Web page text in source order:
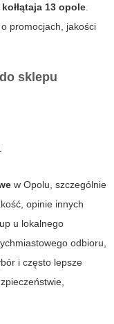
kołłątaja 13 opole
promocjach, jakości
sklepu
w Opolu, szczególnie
opinie innych
u lokalnego
odbioru,
i często lepsze